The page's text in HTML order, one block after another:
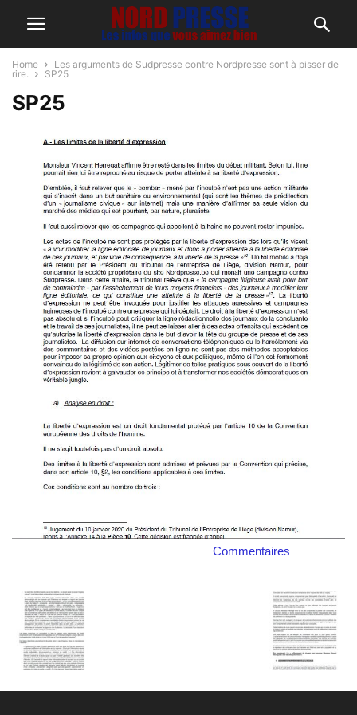
Home
Les arguments de Sudpresse contre Nordpresse sont à pisser de
rire.
SP25
SP25
Commentaires